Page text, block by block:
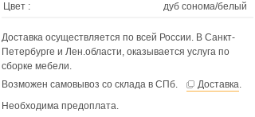
Цвет :
дуб сонома/белый
Доставка осуществляется по всей России. В Санкт-
Петербурге и Лен.области, оказывается услуга по
сборке мебели.
Возможен самовывоз со склада в СПб.
Доставка.
Необходима предоплата.